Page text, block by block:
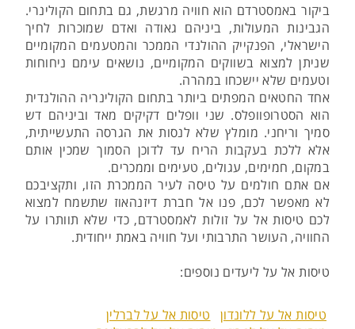
ביקור באמסטרדם הוא חוויה מרגשת, גם בתחום הקולינרי.
הגבינות המעולות, ביניהם גאודה ואדם שמוכרות לחיך
הישראלי, הפנקייק ההולנדי הממכר והמטעמים המקומיים
שניתן למצוא בשווקים המקומיים, נושאים עימם ניחוחות
וטעמים שלא יישכחו במהרה.
אחד החטאים המפתים ביותר בתחום הקולינריה ההולנדית
הוא הסטרופוופלס. שני וופלים דקיקים מאד וביניהם דש
סמיך וריחני. מומלץ שלא לנסות את הגרסה התעשייתית,
אלא ללכת בעקבות הריח עד לדוכן הסמוך שמכין אותם
במקום, חמימים, עגולים, טעימים וממכרים.
אם אתם חולמים על טיסה לעיר הממכרת הזו, ותקציבכם
לא מאפשר לכם, פנו אל חברת דיזנהאוז שתשמח למצוא
לכם טיסות אל על זולות לאמסטרדם, כדי שלא תוותרו על
החוויה, העושר התרבותי ועל חוויה באמת ייחודית.
טיסות אל על ליעדים נוספים:
טיסות אל על ללונדון
טיסות אל על לברלין